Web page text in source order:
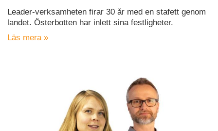
Leader-verksamheten firar 30 år med en stafett genom
landet. Österbotten har inlett sina festligheter.
Läs mera »